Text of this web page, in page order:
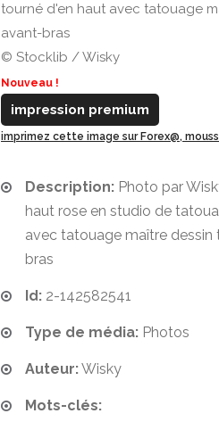
© Stocklib / Wisky
Nouveau !
impression premium
imprimez cette image sur Forex@,
Description: Photo par
haut rose en studio de
avec tatouage maître dessin
bras
Id: 2-142582541
Type de média: Photos
Auteur:Wisky
Mots-clés: